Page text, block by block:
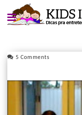
5 Comments